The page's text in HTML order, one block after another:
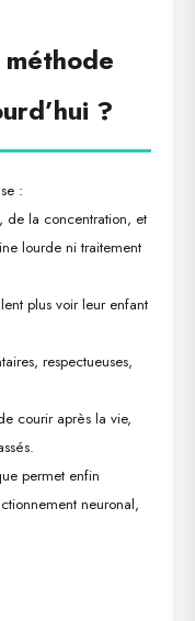
?
:
, de la concentration, et
lourde ni traitement
plus voir leur enfant
respectueuses,
courir après la vie,
permet enfin
neuronal,